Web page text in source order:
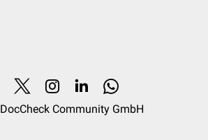
DocCheck Community GmbH